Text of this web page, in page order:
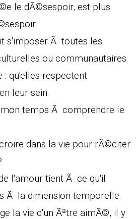
le dÃ©sespoir, est plus
s'imposer Ã toutes les
ou communautaires
: qu'elles respectent
leur sein.
temps Ã comprendre le
dans la vie pour rÃ©citer
l'amour tient Ã ce qu'il
Ã la dimension temporelle.
la vie d'un Ãªtre aimÃ©, il y